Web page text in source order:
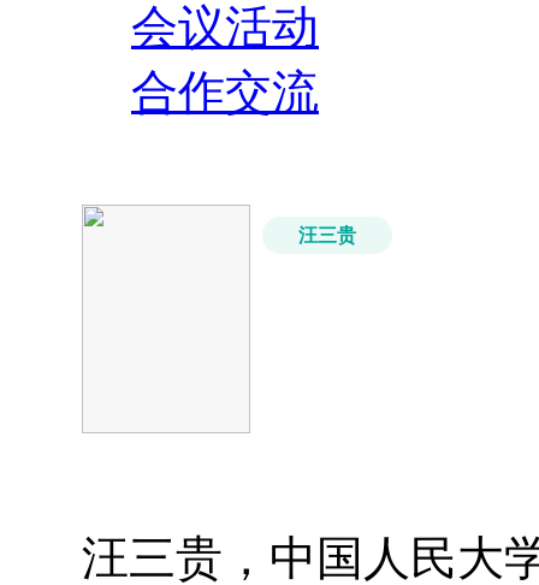
会议活动
合作交流
汪三贵
汪三贵，中国人民大